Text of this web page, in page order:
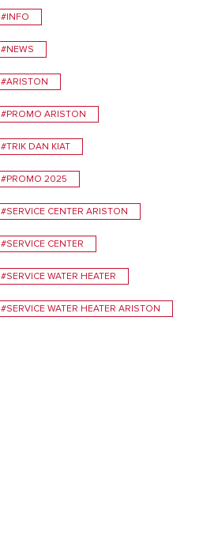
#INFO
#NEWS
#ARISTON
#PROMO ARISTON
#TRIK DAN KIAT
#PROMO 2025
#SERVICE CENTER ARISTON
#SERVICE CENTER
#SERVICE WATER HEATER
#SERVICE WATER HEATER ARISTON